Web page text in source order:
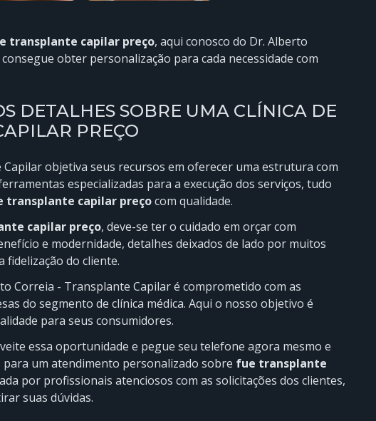
transplante capilar preço, aqui conosco do Dr. Alberto
obter personalização para cada necessidade com
DETALHES SOBRE UMA CLÍNICA DE
PREÇO
objetiva seus recursos em oferecer uma estrutura com
especializadas para a execução dos serviços, tudo
transplante capilar preçocom qualidade.
capilar preço, deve-se ter o cuidado em orçar com
e modernidade, detalhes deixados de lado por muitos
fidelização do cliente.
Correia - Transplante Capilar é comprometido com as
do segmento de clínica médica. Aqui o nosso objetivo é
para seus consumidores.
essa oportunidade e pegue seu telefone agora mesmo e
um atendimento personalizado sobre fue transplante
por profissionais atenciosos com as solicitações dos clientes,
suas dúvidas.